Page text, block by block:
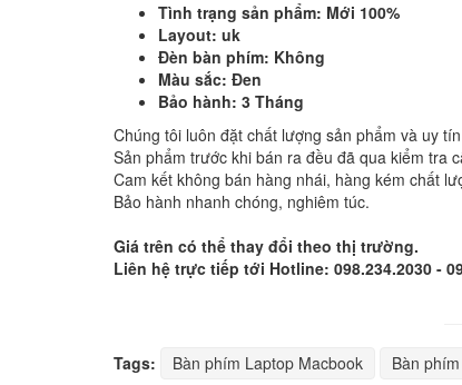
Tình trạng sản phẩm: Mới 100%
Layout: uk
Đèn bàn phím: Không
Màu sắc: Đen
Bảo hành: 3 Tháng
Chúng tôi luôn đặt chất lượng sản phẩm và uy
Sản phẩm trước khi bán ra đều đã qua kiểm tra
Cam kết không bán hàng nhái, hàng kém chất
Bảo hành nhanh chóng, nghiêm túc.
Giá trên có thể thay đổi theo thị trường.
Liên hệ trực tiếp tới Hotline: 098.234.2030 -
Tags: Bàn phím Laptop Macbook Bàn